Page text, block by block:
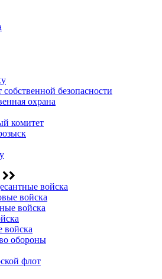
собственной безопасности
охрана
комитет
войска
войска
войска
обороны
флот